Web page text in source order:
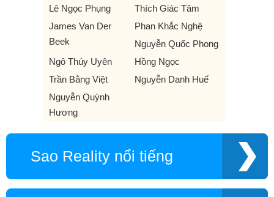
Lê Ngọc Phụng
Thích Giác Tâm
James Van Der
Beek
Phan Khắc Nghệ
Nguyễn Quốc Phong
Ngô Thúy Uyên
Hồng Ngọc
Trần Bằng Việt
Nguyễn Danh Huế
Nguyễn Quỳnh
Hương
Sao Reality nổi tiếng